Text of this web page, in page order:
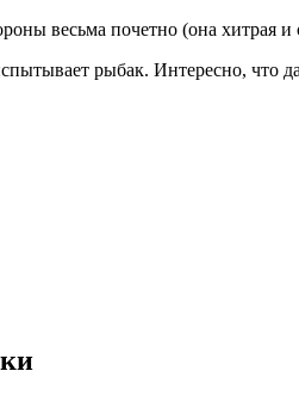
весьма почетно (она хитрая
рыбак. Интересно, что